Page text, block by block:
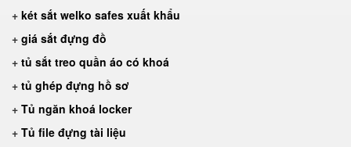
+ két sắt welko safes xuất khẩu
+ giá sắt đựng đồ
+ tủ sắt treo quần áo có khoá
+ tủ ghép đựng hồ sơ
+ Tủ ngăn khoá locker
+ Tủ file đựng tài liệu